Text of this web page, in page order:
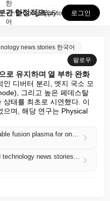
토카막 플라즈마, 1분간 안정적으로 유지하며 열 부하 ...
한
국
어
GooglePlay
AppStore 로그인
news stories 한국어
팔로우
로 유지하며 열 부하 완화
디버터 분리, 엣지 국소 모
그리고 높은 페데스탈
태를 최초로 시연했다. 이
으며, 해당 연구는 Physical
Tokamak regime sustains stable fusion plasma for one minute while easing heat loads
Phys.org | latest science and technology news stories 한국어 RSS